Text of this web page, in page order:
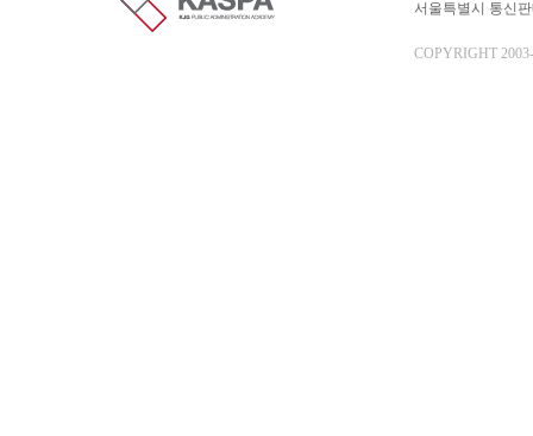
서울특별시 통신
COPYRIGHT